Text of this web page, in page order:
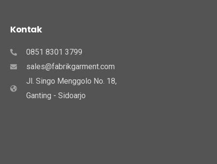
Kontak
0851 8301 3799
sales@fabrikgarment.com
Jl. Singo Menggolo No. 18,
Ganting - Sidoarjo